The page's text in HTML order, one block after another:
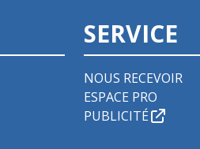
SERVICE
NOUS RECEVOIR
ESPACE PRO
PUBLICITÉ